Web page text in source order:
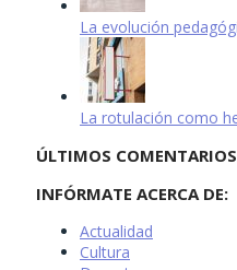
La evolución
La rotulación como
ÚLTIMOS
INFÓRMATE ACERCA DE:
Actualidad
Cultura